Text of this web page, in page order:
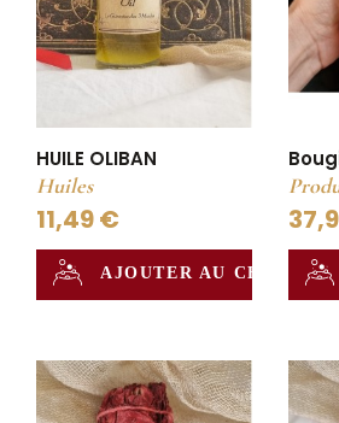
HUILE OLIBAN
Huiles
11,49 €
AJOUTER AU CHAUDRON